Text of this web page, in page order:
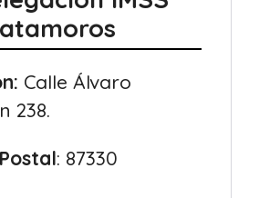
Calle Álvaro
238.
: 87330